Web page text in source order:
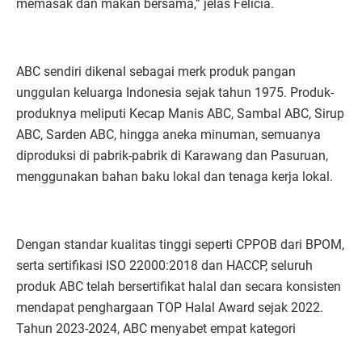
memasak dan makan bersama,” jelas Felicia.
ABC sendiri dikenal sebagai merk produk pangan
unggulan keluarga Indonesia sejak tahun 1975. Produk-
produknya meliputi Kecap Manis ABC, Sambal ABC, Sirup
ABC, Sarden ABC, hingga aneka minuman, semuanya
diproduksi di pabrik-pabrik di Karawang dan Pasuruan,
menggunakan bahan baku lokal dan tenaga kerja lokal.
Dengan standar kualitas tinggi seperti CPPOB dari BPOM,
serta sertifikasi ISO 22000:2018 dan HACCP, seluruh
produk ABC telah bersertifikat halal dan secara konsisten
mendapat penghargaan TOP Halal Award sejak 2022.
Tahun 2023-2024, ABC menyabet empat kategori